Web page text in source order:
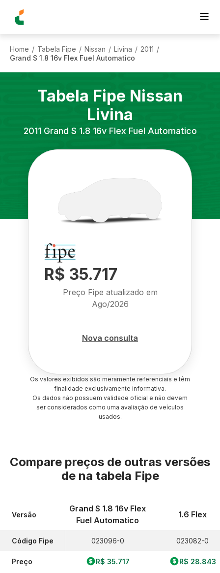
Home / Tabela Fipe / Nissan / Livina / 2011 /
Grand S 1.8 16v Flex Fuel Automatico
Tabela Fipe Nissan
Livina
2011 Grand S 1.8 16v Flex Fuel Automatico
R$ 35.717
Preço Fipe atualizado em
Ago/2026
Nova consulta
Os valores exibidos são meramente referenciais e têm
finalidade exclusivamente informativa.
Os dados não possuem validade oficial e não devem
ser considerados como uma avaliação de veículos
usados.
Compare preços de outras versões
de na tabela Fipe
Versão
Código Fipe
Preço
Grand S 1.8 16v Flex
Fuel Automatico
023096-0
R$ 35.717
1.6 Flex
023082-0
R$ 28.843